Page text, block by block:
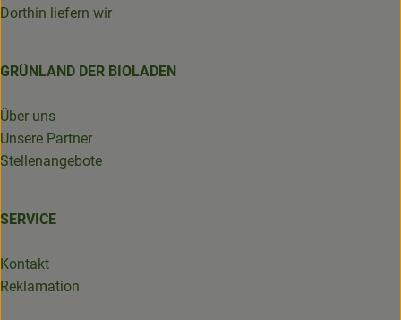
Dorthin liefern wir
GRÜNLAND DER BIOLADEN
Über uns
Unsere Partner
Stellenangebote
SERVICE
Kontakt
Reklamation